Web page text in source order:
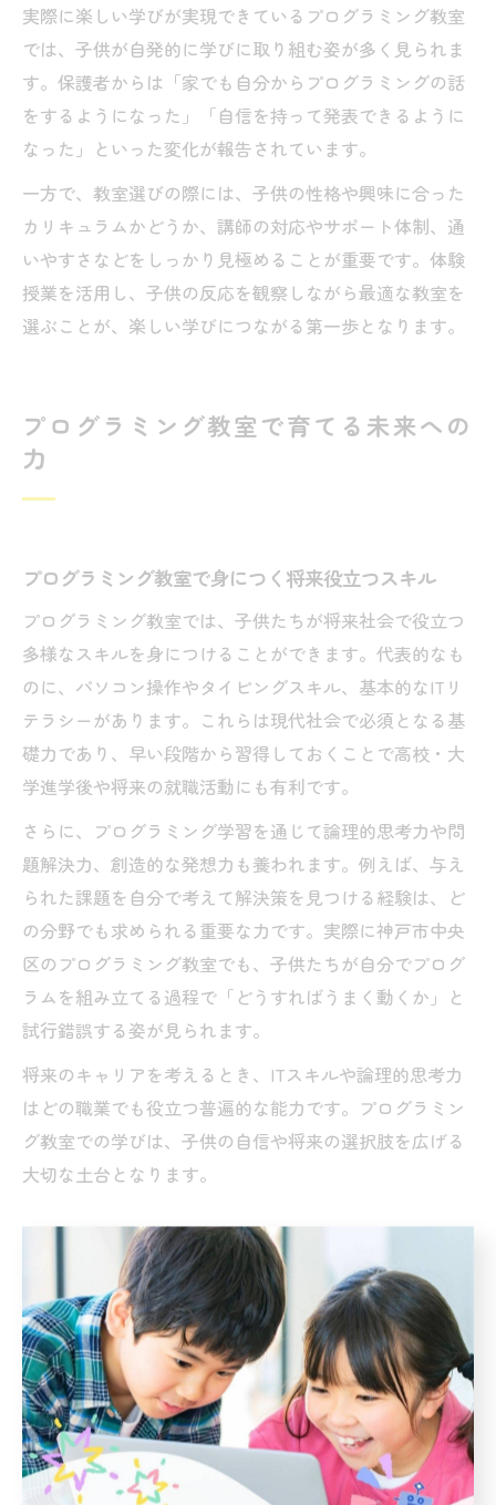
実際に楽しい学びが実現できているプログラミング教室
では、子供が自発的に学びに取り組む姿が多く見られま
す。保護者からは「家でも自分からプログラミングの話
をするようになった」「自信を持って発表できるように
なった」といった変化が報告されています。
一方で、教室選びの際には、子供の性格や興味に合った
カリキュラムかどうか、講師の対応やサポート体制、通
いやすさなどをしっかり見極めることが重要です。体験
授業を活用し、子供の反応を観察しながら最適な教室を
選ぶことが、楽しい学びにつながる第一歩となります。
プログラミング教室で育てる未来への
力
プログラミング教室で身につく将来役立つスキル
プログラミング教室では、子供たちが将来社会で役立つ
多様なスキルを身につけることができます。代表的なも
のに、パソコン操作やタイピングスキル、基本的なITリ
テラシーがあります。これらは現代社会で必須となる基
礎力であり、早い段階から習得しておくことで高校・大
学進学後や将来の就職活動にも有利です。
さらに、プログラミング学習を通じて論理的思考力や問
題解決力、創造的な発想力も養われます。例えば、与え
られた課題を自分で考えて解決策を見つける経験は、ど
の分野でも求められる重要な力です。実際に神戸市中央
区のプログラミング教室でも、子供たちが自分でプログ
ラムを組み立てる過程で「どうすればうまく動くか」と
試行錯誤する姿が見られます。
将来のキャリアを考えるとき、ITスキルや論理的思考力
はどの職業でも役立つ普遍的な能力です。プログラミン
グ教室での学びは、子供の自信や将来の選択肢を広げる
大切な土台となります。
楽しい学びがキャリアにつながるプログラミング教室
楽しく学べる環境は、子供が継続して通う大きな動機と
なります。兵庫県神戸市中央区のプログラミング教室で
は、ゲーム作りやロボット制御など、子供の興味を引き
出すカリキュラムが豊富に用意されています。こうした
体験型の学習は、自然にプログラミングの基礎を身につ
けられるため、学びへのハードルが下がります。
また、楽しみながら学んだ内容が将来のキャリアにどう